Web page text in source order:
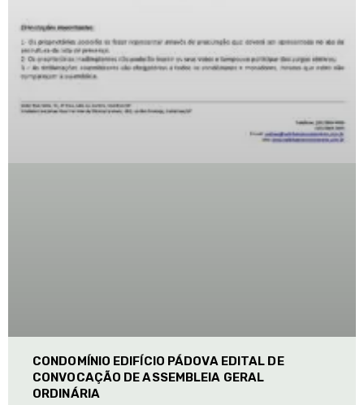
CONDOMÍNIO EDIFÍCIO PÁDOVA EDITAL DE
CONVOCAÇÃO DE ASSEMBLEIA GERAL
ORDINÁRIA